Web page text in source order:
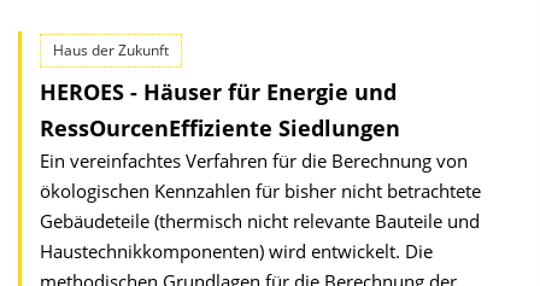
Haus der Zukunft
HEROES - Häuser für Energie und
RessOurcen­Effiziente Siedlungen
Ein vereinfachtes Verfahren für die Berechnung von
ökologischen Kennzahlen für bisher nicht betrachtete
Gebäudeteile (thermisch nicht relevante Bauteile und
Haustechnikkomponenten) wird entwickelt. Die
methodischen Grundlagen für die Berechnung der